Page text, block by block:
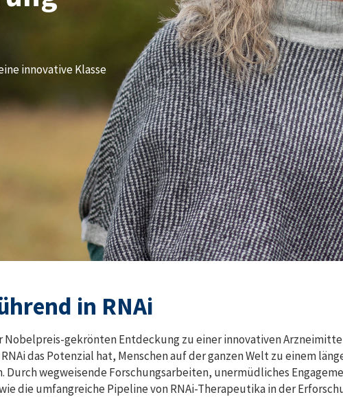
innovative Klasse
in RNAi
Nobelpreis-gekrönten Entdeckung zu einer innovativen
das Potenzial hat, Menschen auf der ganzen Welt zu einem
wegweisende Forschungsarbeiten, unermüdliches
die umfangreiche Pipeline von RNAi-Therapeutika in der